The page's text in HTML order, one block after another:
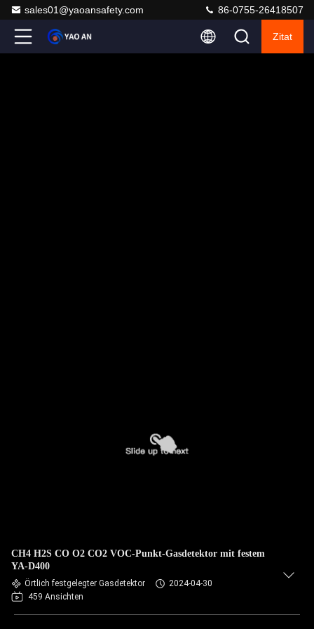
sales01@yaoansafety.com 86-0755-26418507
Zitat
CH4 H2S CO O2 CO2 VOC-Punkt-Gasdetektor mit festem
YA-D400
Örtlich festgelegter Gasdetektor
2024-04-30
459 Ansichten